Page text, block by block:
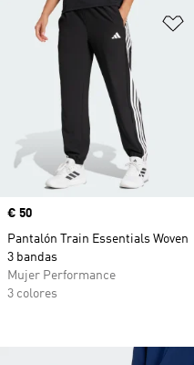
Precio
€ 50
Pantalón Train Essentials Woven
3 bandas
Mujer Performance
3 colores